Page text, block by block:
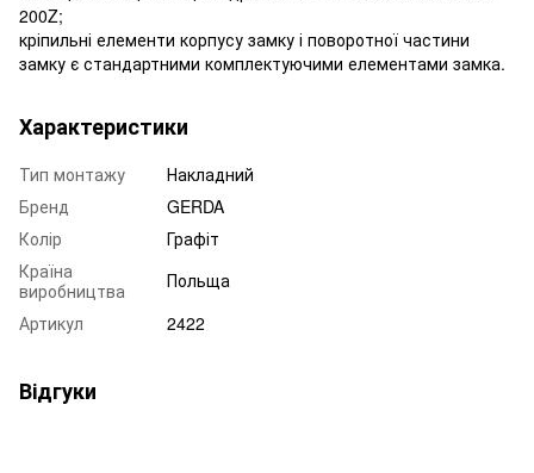
200Z;
кріпильні елементи корпусу замку і поворотної частини
замку є стандартними комплектуючими елементами замка.
Характеристики
Тип монтажу
Накладний
Бренд
GERDA
Колір
Графіт
Країна
виробництва
Польща
Артикул
2422
Відгуки